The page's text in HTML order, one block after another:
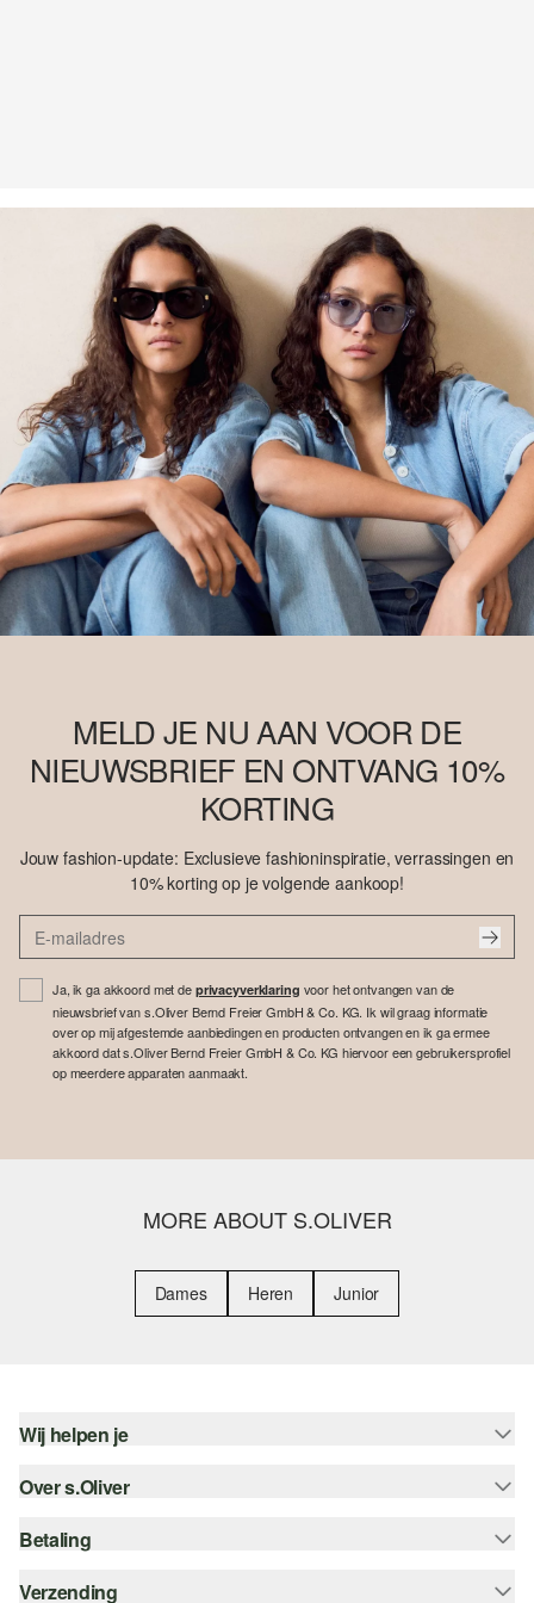
MELD JE NU AAN VOOR DE
NIEUWSBRIEF EN ONTVANG 10%
KORTING
Jouw fashion-update: Exclusieve fashioninspiratie, verrassingen en
10% korting op je volgende aankoop!
Ja, ik ga akkoord met de privacyverklaring voor het ontvangen van de
nieuwsbrief van s.Oliver Bernd Freier GmbH & Co. KG. Ik wil graag informatie
over op mij afgestemde aanbiedingen en producten ontvangen en ik ga ermee
akkoord dat s.Oliver Bernd Freier GmbH & Co. KG hiervoor een gebruikersprofiel
op meerdere apparaten aanmaakt.
MORE ABOUT S.OLIVER
Dames Heren Junior
Wij helpen je
Help - FAQ
Over s.Oliver
Nieuwsbrief
Betaling
Koop op rekening
Verzending